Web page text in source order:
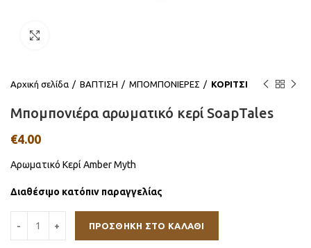
Αρχική σελίδα ΒΑΠΤΙΣΗ ΜΠΟΜΠΟΝΙΕΡΕΣ ΚΟΡΙΤΣΙ
Μπομπονιέρα αρωματικό κερί SoapTales
€4.00
Αρωματικό Κερί Amber Myth
Διαθέσιμο κατόπιν παραγγελίας
ΠΡΟΣΘΉΚΗ ΣΤΟ ΚΑΛΆΘΙ